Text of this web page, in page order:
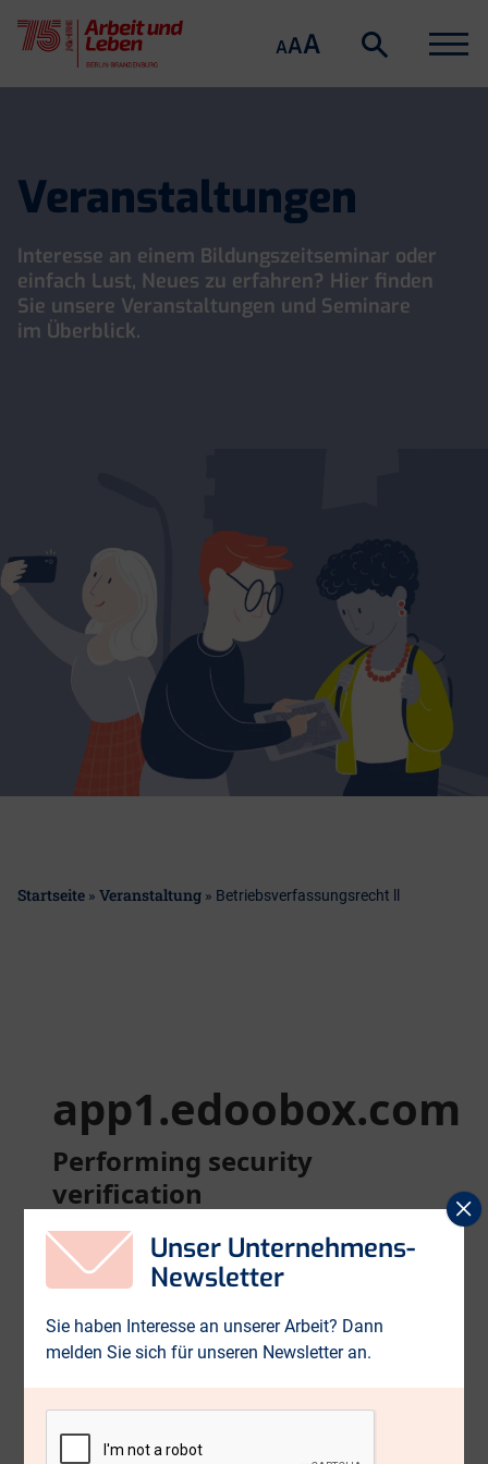
AAA
Suche
öffnen
Suche Menu
Veranstaltungen
Interesse an einem Bildungszeitseminar oder
einfach Lust, Neues zu erfahren? Hier finden
Sie unsere Veranstaltungen und Seminare
im Überblick.
Startseite » Veranstaltung » Betriebsverfassungsrecht ll
Unser Unternehmens-
Newsletter
Sie haben Interesse an unserer Arbeit? Dann
melden Sie sich für unseren Newsletter an.